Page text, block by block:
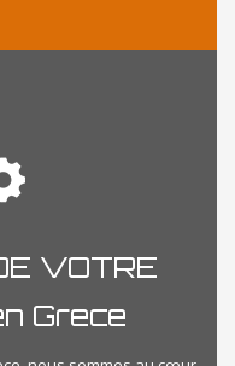
VOTRE
Grece